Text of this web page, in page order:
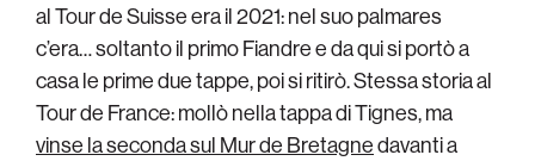
al Tour de Suisse era il 2021: nel suo palmares
c’era… soltanto il primo Fiandre e da qui si portò a
casa le prime due tappe, poi si ritirò. Stessa storia al
Tour de France: mollò nella tappa di Tignes, ma
vinse la seconda sul Mur de Bretagnedavanti a